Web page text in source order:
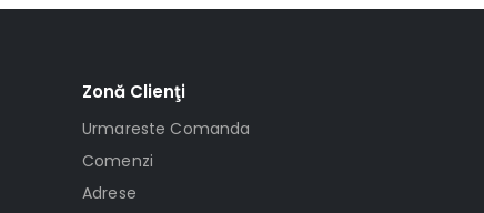
Zonă Clienţi
Urmareste Comanda
Comenzi
Adrese